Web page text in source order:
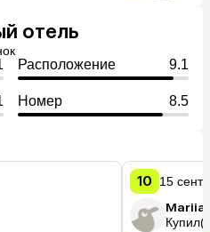
отель
Расположение 9.1
Номер 8.5
10 15
Mariia